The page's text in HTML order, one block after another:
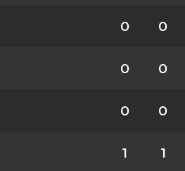
0 0
0 0
0 0
1 1